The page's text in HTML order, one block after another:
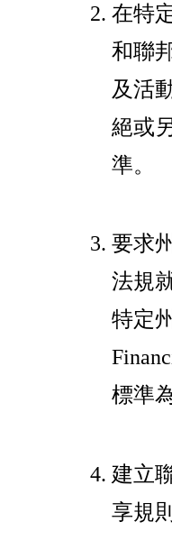
在特
和聯
及活
絕或
準。
要求
法規
特定
標準
建立
享規則